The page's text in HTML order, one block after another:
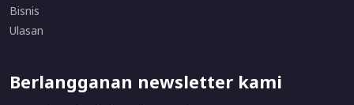
Bisnis
Ulasan
Berlangganan newsletter kami